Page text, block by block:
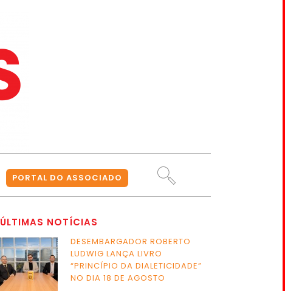
PORTAL DO ASSOCIADO
ÚLTIMAS NOTÍCIAS
DESEMBARGADOR ROBERTO
LUDWIG LANÇA LIVRO
“PRINCÍPIO DA DIALETICIDADE”
NO DIA 18 DE AGOSTO